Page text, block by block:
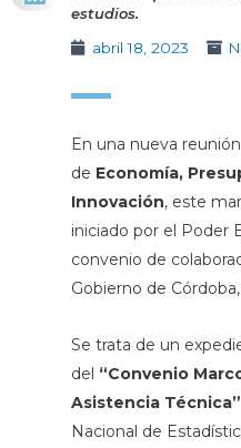
estudios.
abril 18, 2023
En una nueva
de Economía,
Innovación, este
iniciado por el Poder
convenio de
Gobierno de
Se trata de un
del “Convenio
Asistencia Técnica”
Nacional de